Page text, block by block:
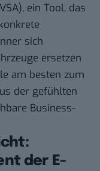
ein Tool, das
sich
ersetzen
am besten zum
der gefühlten
Business-
der E-